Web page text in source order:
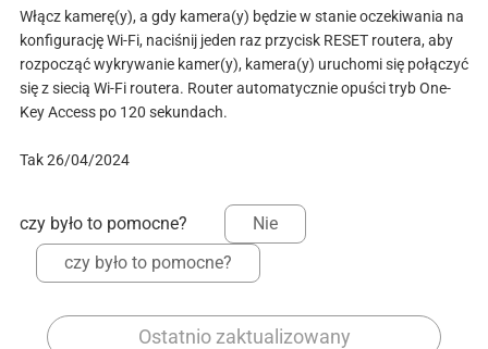
Włącz kamerę(y), a gdy kamera(y) będzie w stanie oczekiwania na
konfigurację Wi-Fi, naciśnij jeden raz przycisk RESET routera, aby
rozpocząć wykrywanie kamer(y), kamera(y) uruchomi się połączyć
się z siecią Wi-Fi routera. Router automatycznie opuści tryb One-
Key Access po 120 sekundach.
Tak 26/04/2024
czy było to pomocne?
Nie
czy było to pomocne?
Ostatnio zaktualizowany